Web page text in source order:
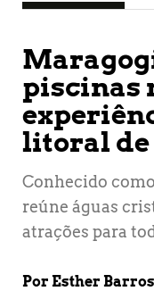
piscinas
litoral de
Conhecido
reúne águas
atrações para
Por Esther Barros